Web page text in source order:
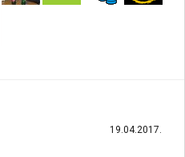
19.04.2017.